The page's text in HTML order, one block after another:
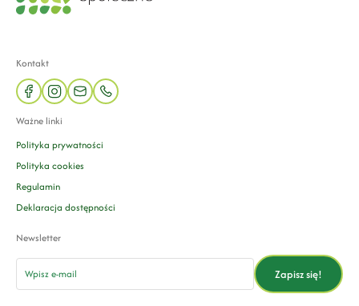
Kontakt
facebookinstagram
mail phone
Ważne linki
Polityka prywatności
Polityka cookies
Regulamin
Deklaracja dostępności
Newsletter
email
Zapisz się!